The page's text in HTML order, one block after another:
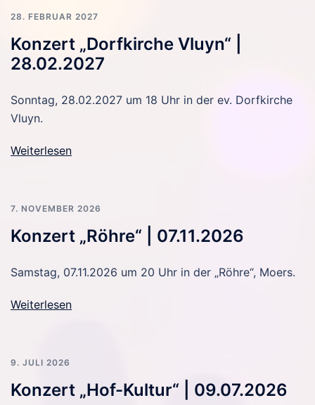
28. FEBRUAR 2027
Konzert „Dorfkirche Vluyn“ |
28.02.2027
Sonntag, 28.02.2027 um 18 Uhr in der ev. Dorfkirche
Vluyn.
Weiterlesen
7. NOVEMBER 2026
Konzert „Röhre“ | 07.11.2026
Samstag, 07.11.2026 um 20 Uhr in der „Röhre“, Moers.
Weiterlesen
9. JULI 2026
Konzert „Hof-Kultur“ | 09.07.2026